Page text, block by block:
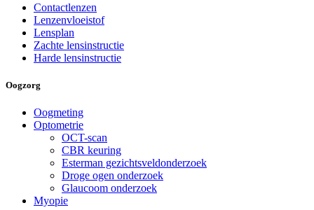
Contactlenzen
Lenzenvloeistof
Lensplan
Zachte lensinstructie
Harde lensinstructie
Oogzorg
Oogmeting
Optometrie
OCT-scan
CBR keuring
Esterman gezichtsveldonderzoek
Droge ogen onderzoek
Glaucoom onderzoek
Myopie